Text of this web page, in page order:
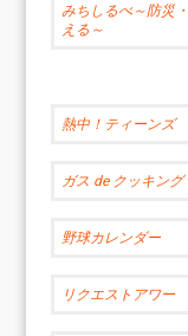
みちしるべ～防災
える～
熱中！ティーンズ
ガス de クッキング
野球カレンダー
リクエストアワー